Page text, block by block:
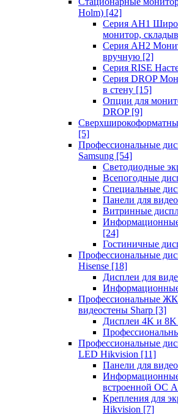
Holm) [42]
Серия AH1
монитор,
Серия AH2
вручную [2]
Серия RISE
Серия DROP
в стену [15]
Опции для
DROP [9]
[5]
Профессиональные
Samsung [54]
Светодиодные
Всепогодные
Специальные
Панели для
Витринные
[24]
Гостиничные
Профессиональные
Hisense [18]
Дисплеи для
Профессиональные
видеостены Sharp [3]
Дисплеи 4K и 8K
Профессиональные
LED Hikvision [11]
Панели для
встроенной ОС
Крепления для
Hikvision [7]